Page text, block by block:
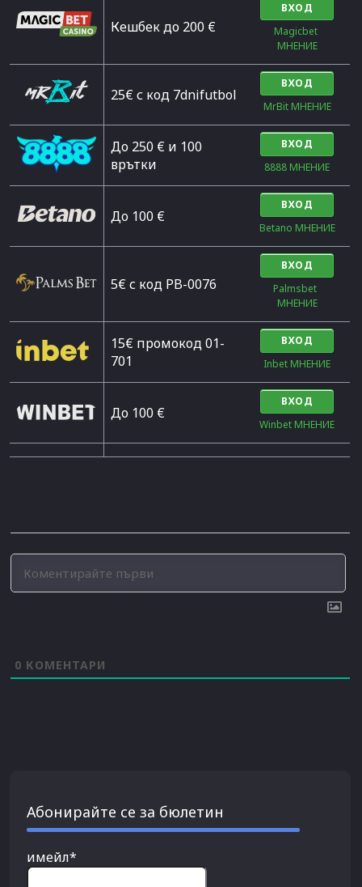
Кешбек до 200 €
ВХОД
Magicbet
МНЕНИЕ
25€ с код 7dnifutbol
ВХОД
MrBit МНЕНИЕ
До 250 € и 100
врътки
ВХОД
8888 МНЕНИЕ
Дo 100 €
ВХОД
Betano МНЕНИЕ
5€ с код PB-0076
ВХОД
Palmsbet
МНЕНИЕ
15€ промокод 01-
701
ВХОД
Inbet МНЕНИЕ
До 100 €
ВХОД
Winbet МНЕНИЕ
0 КОМЕНТАРИ
Абонирайте се за бюлетин
имейл*